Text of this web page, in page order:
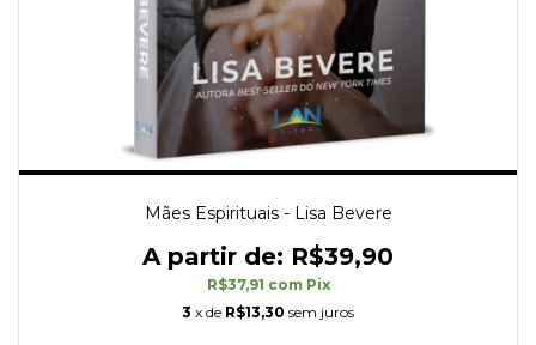
Mães Espirituais - Lisa Bevere
R$39,90
R$37,91 com Pix
3 x de R$13,30 sem juros